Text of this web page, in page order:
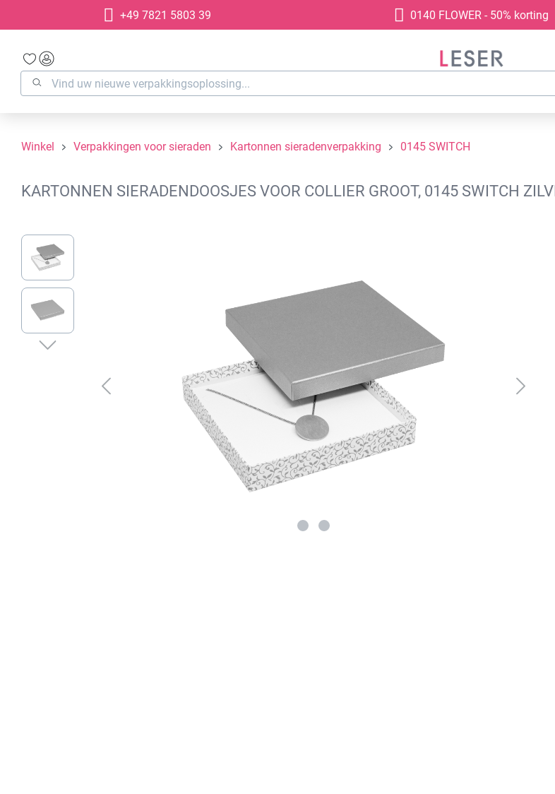
Ga naar de hoofdnavigatie
+49 7821 5803 39 0140 FLOWER - 50% korting
Winkel Verpakkingen voor sieraden Kartonnen sieradenverpakking 0145 SWITCH
KARTONNEN SIERADENDOOSJES VOOR COLLIER GROOT, 0145 SWITCH
Afbeeldingengalerij overslaan